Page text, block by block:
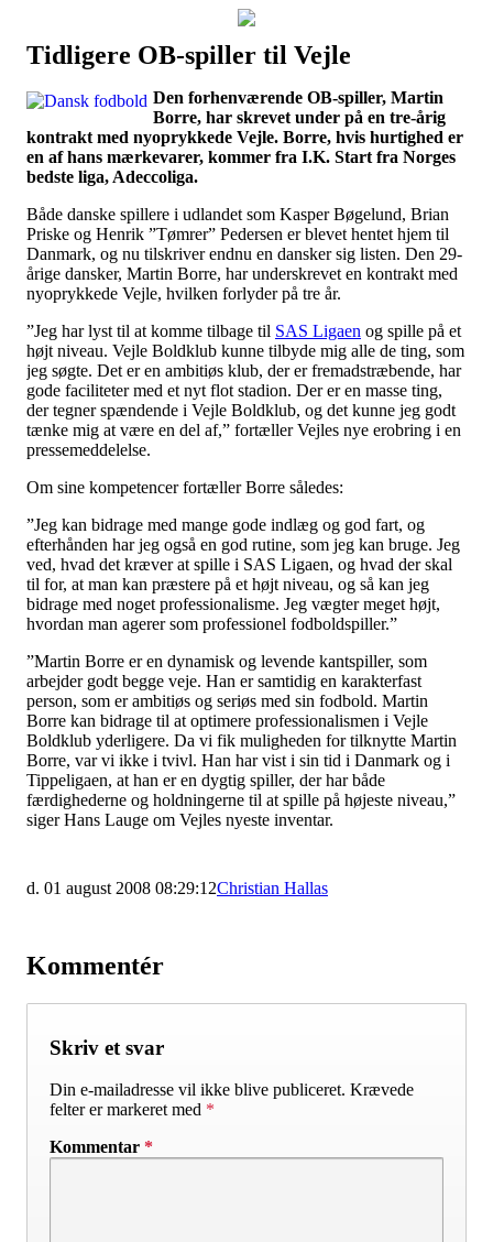
Наши партнеры
лучшие займы
Tidligere OB-spiller til Vejle
Den forhenværende OB-spiller, Martin
Borre, har skrevet under på en tre-årig
kontrakt med nyoprykkede Vejle. Borre, hvis hurtighed er
en af hans mærkevarer, kommer fra I.K. Start fra Norges
bedste liga, Adeccoliga.
Både danske spillere i udlandet som Kasper Bøgelund, Brian
Priske og Henrik ”Tømrer” Pedersen er blevet hentet hjem til
Danmark, og nu tilskriver endnu en dansker sig listen. Den 29-
årige dansker, Martin Borre, har underskrevet en kontrakt med
nyoprykkede Vejle, hvilken forlyder på tre år.
”Jeg har lyst til at komme tilbage til SAS Ligaen og spille på et
højt niveau. Vejle Boldklub kunne tilbyde mig alle de ting, som
jeg søgte. Det er en ambitiøs klub, der er fremadstræbende, har
gode faciliteter med et nyt flot stadion. Der er en masse ting,
der tegner spændende i Vejle Boldklub, og det kunne jeg godt
tænke mig at være en del af,” fortæller Vejles nye erobring i en
pressemeddelelse.
Om sine kompetencer fortæller Borre således:
”Jeg kan bidrage med mange gode indlæg og god fart, og
efterhånden har jeg også en god rutine, som jeg kan bruge. Jeg
ved, hvad det kræver at spille i SAS Ligaen, og hvad der skal
til for, at man kan præstere på et højt niveau, og så kan jeg
bidrage med noget professionalisme. Jeg vægter meget højt,
hvordan man agerer som professionel fodboldspiller.”
”Martin Borre er en dynamisk og levende kantspiller, som
arbejder godt begge veje. Han er samtidig en karakterfast
person, som er ambitiøs og seriøs med sin fodbold. Martin
Borre kan bidrage til at optimere professionalismen i Vejle
Boldklub yderligere. Da vi fik muligheden for tilknytte Martin
Borre, var vi ikke i tvivl. Han har vist i sin tid i Danmark og i
Tippeligaen, at han er en dygtig spiller, der har både
færdighederne og holdningerne til at spille på højeste niveau,”
siger Hans Lauge om Vejles nyeste inventar.
d. 01 august 2008 08:29:12Christian Hallas
Kommentér
Skriv et svar
Din e-mailadresse vil ikke blive publiceret. Krævede
felter er markeret med *
Kommentar *